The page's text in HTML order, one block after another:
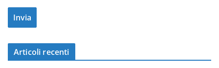
Articoli recenti